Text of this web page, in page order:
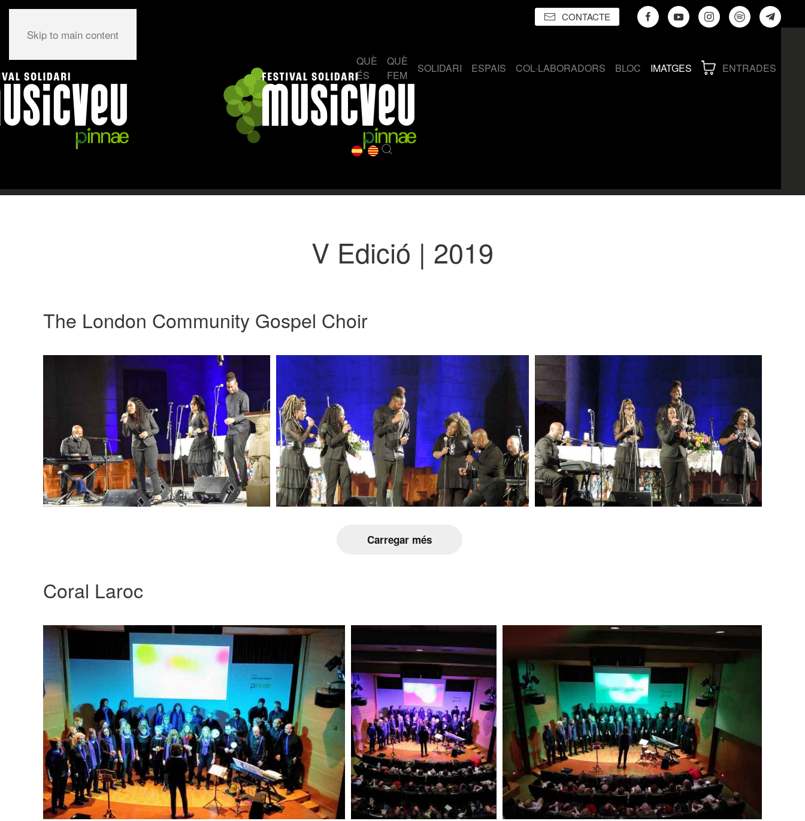
Skip to main content
CONTACTE
QUÈ
ÉS
QUÈ
FEM
SOLIDARI ESPAIS COL·LABORADORS BLOC IMATGES ENTRADES
V Edició | 2019
The London Community Gospel Choir
Carregar més
Coral Laroc